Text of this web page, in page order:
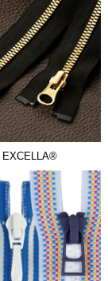
EXCELLA®